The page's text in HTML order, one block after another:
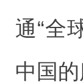
通“全
中国的